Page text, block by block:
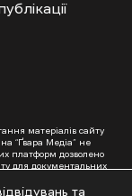
матеріалів сайту
“Ґвара Медіа” не
платформ дозволено
для документальних
та